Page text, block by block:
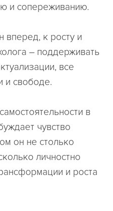
и сопереживанию.
вперед, к росту и
– поддерживать
все
и свободе.
в
чувство
он не столько
личностно
и роста